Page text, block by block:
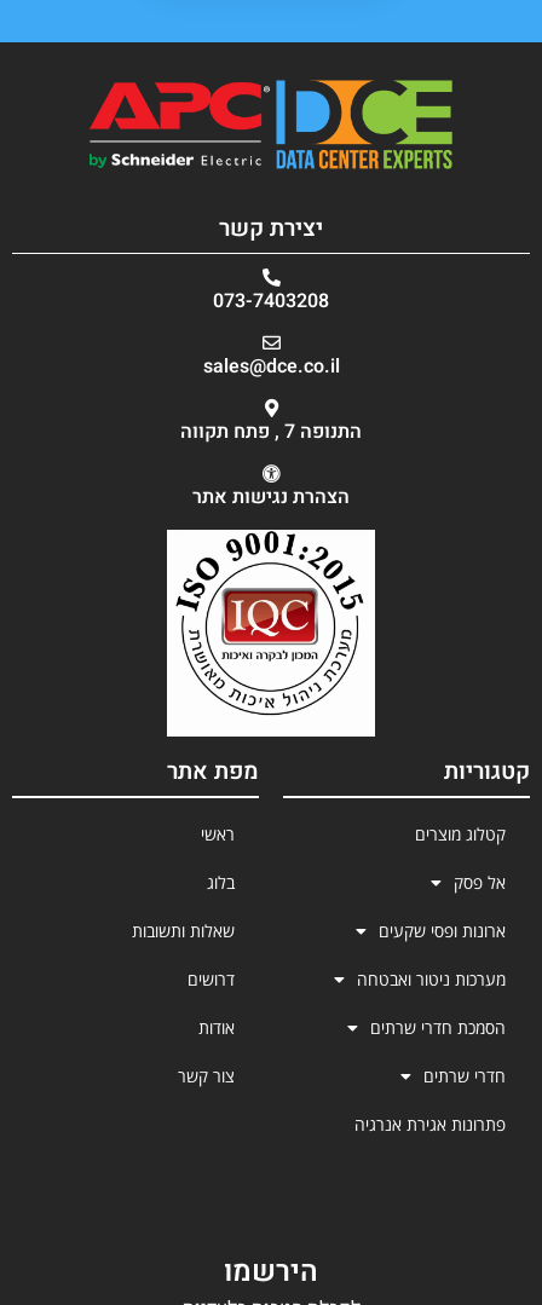
יצירת קשר
073-7403208
sales@dce.co.il
התנופה 7 , פתח תקווה
הצהרת נגישות אתר
קטגוריות
קטלוג מוצרים
אל פסק
ארונות ופסי שקעים
מערכות ניטור ואבטחה
הסמכת חדרי שרתים
חדרי שרתים
פתרונות אגירת אנרגיה
מפת אתר
ראשי
בלוג
שאלות ותשובות
דרושים
אודות
צור קשר
הירשמו